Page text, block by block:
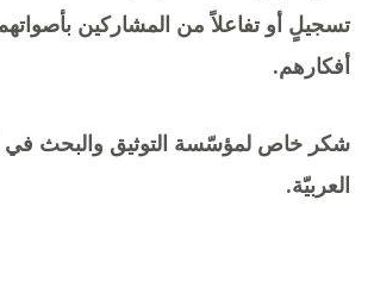
تسجيلٍ أو تفاعلاً من المشاركين بأصواتهم
أفكارهم.
شكر خاص لمؤسّسة التوثيق والبحث في
العربيّة.